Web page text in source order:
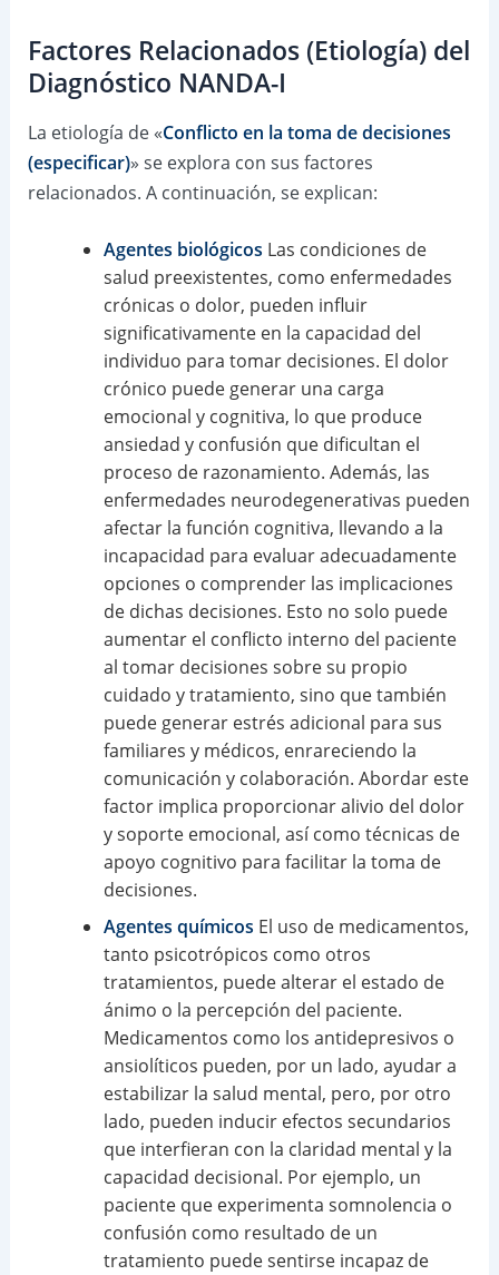
Factores Relacionados (Etiología) del
Diagnóstico NANDA-I
La etiología de «Conflicto en la toma de decisiones
(especificar)» se explora con sus factores
relacionados. A continuación, se explican:
Agentes biológicos Las condiciones de
salud preexistentes, como enfermedades
crónicas o dolor, pueden influir
significativamente en la capacidad del
individuo para tomar decisiones. El dolor
crónico puede generar una carga
emocional y cognitiva, lo que produce
ansiedad y confusión que dificultan el
proceso de razonamiento. Además, las
enfermedades neurodegenerativas pueden
afectar la función cognitiva, llevando a la
incapacidad para evaluar adecuadamente
opciones o comprender las implicaciones
de dichas decisiones. Esto no solo puede
aumentar el conflicto interno del paciente
al tomar decisiones sobre su propio
cuidado y tratamiento, sino que también
puede generar estrés adicional para sus
familiares y médicos, enrareciendo la
comunicación y colaboración. Abordar este
factor implica proporcionar alivio del dolor
y soporte emocional, así como técnicas de
apoyo cognitivo para facilitar la toma de
decisiones.
Agentes químicos El uso de medicamentos,
tanto psicotrópicos como otros
tratamientos, puede alterar el estado de
ánimo o la percepción del paciente.
Medicamentos como los antidepresivos o
ansiolíticos pueden, por un lado, ayudar a
estabilizar la salud mental, pero, por otro
lado, pueden inducir efectos secundarios
que interfieran con la claridad mental y la
capacidad decisional. Por ejemplo, un
paciente que experimenta somnolencia o
confusión como resultado de un
tratamiento puede sentirse incapaz de